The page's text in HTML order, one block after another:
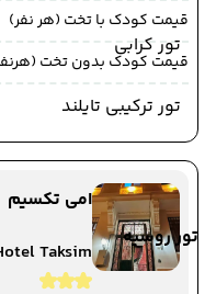
تور کرابی
تور ترکیبی تایلند
تور روسیه
قیمت کودک با تخت (هر نفر)
قیمت کودک بدون تخت
امی تکسیم
Taksim